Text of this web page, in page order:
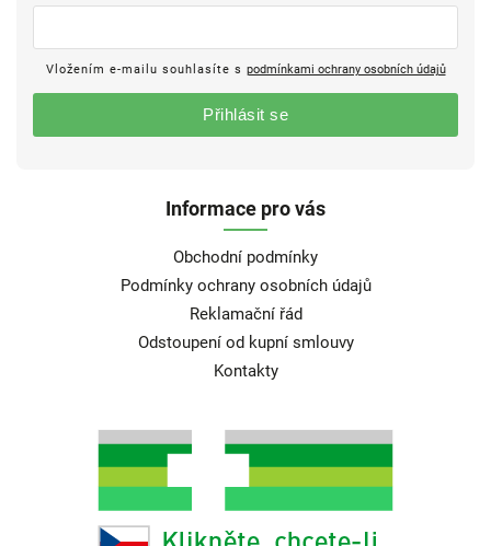
Informace pro vás
Obchodní podmínky
Podmínky ochrany osobních údajů
Reklamační řád
Odstoupení od kupní smlouvy
Kontakty
Vložením e-mailu souhlasíte s podmínkami ochrany osobních údajů
Přihlásit se